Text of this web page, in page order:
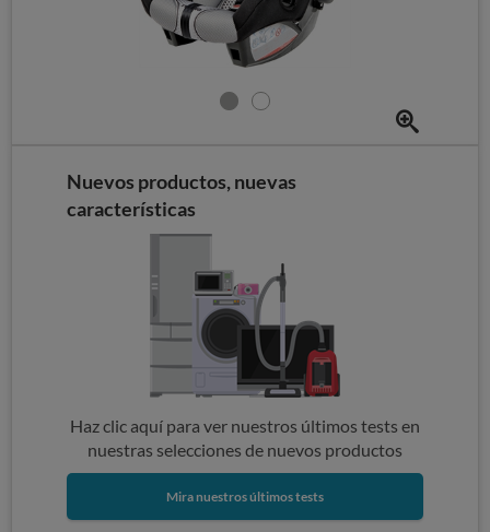
Nuevos productos, nuevas
características
Haz clic aquí para ver nuestros últimos tests en
nuestras selecciones de nuevos productos
Mira nuestros últimos tests